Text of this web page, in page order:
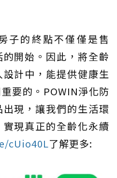
子的終點不僅僅是售
開始。因此，將全齡
計中，能提供健康生
要的。POWIN淨化防
現，讓我們的生活環
現真正的全齡化永續
cUio40L了解更多: